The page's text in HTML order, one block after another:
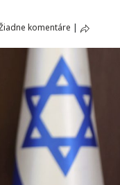
komentáre |